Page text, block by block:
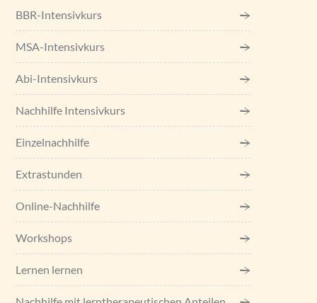
BBR-Intensivkurs
MSA-Intensivkurs
Abi-Intensivkurs
Nachhilfe Intensivkurs
Einzel­nachhilfe
Extrastunden
Online-Nachhilfe
Workshops
Lernen lernen